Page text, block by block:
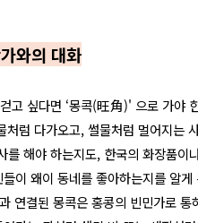
와의 대화
고 싶다면 ‘몽콕(旺角)' 으로 가야
처럼 다가오고, 썰물처럼 멀어지는
를 해야 하는지도, 한국의 화장품
이 왜이 동네를 좋아하는지를 알게
연결된 몽콕은 홍콩의 빈민가로